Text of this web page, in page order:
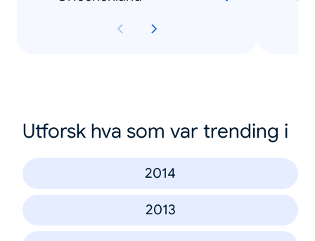
Utforsk hva som var trending i
2014
2013